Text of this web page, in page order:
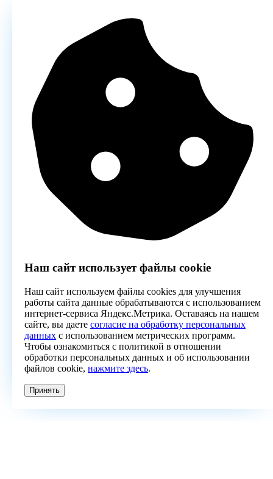
Наш сайт использует файлы cookie
Наш сайт используем файлы cookies для улучшения
работы сайта данные обрабатываются с использованием
интернет-сервиса Яндекс.Метрика. Оставаясь на нашем
сайте, вы даете согласие на обработку персональных
данных с использованием метрических программ.
Чтобы ознакомиться с политикой в отношении
обработки персональных данных и об использовании
файлов cookie, нажмите здесь.
Принять